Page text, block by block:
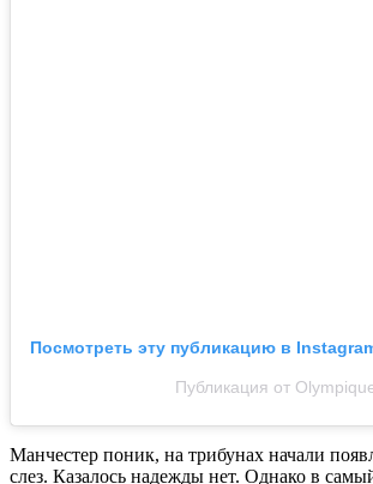
Посмотреть эту публикацию в
Публикация от
Манчестер поник, на трибунах начали
слез. Казалось надежды нет. Однако в